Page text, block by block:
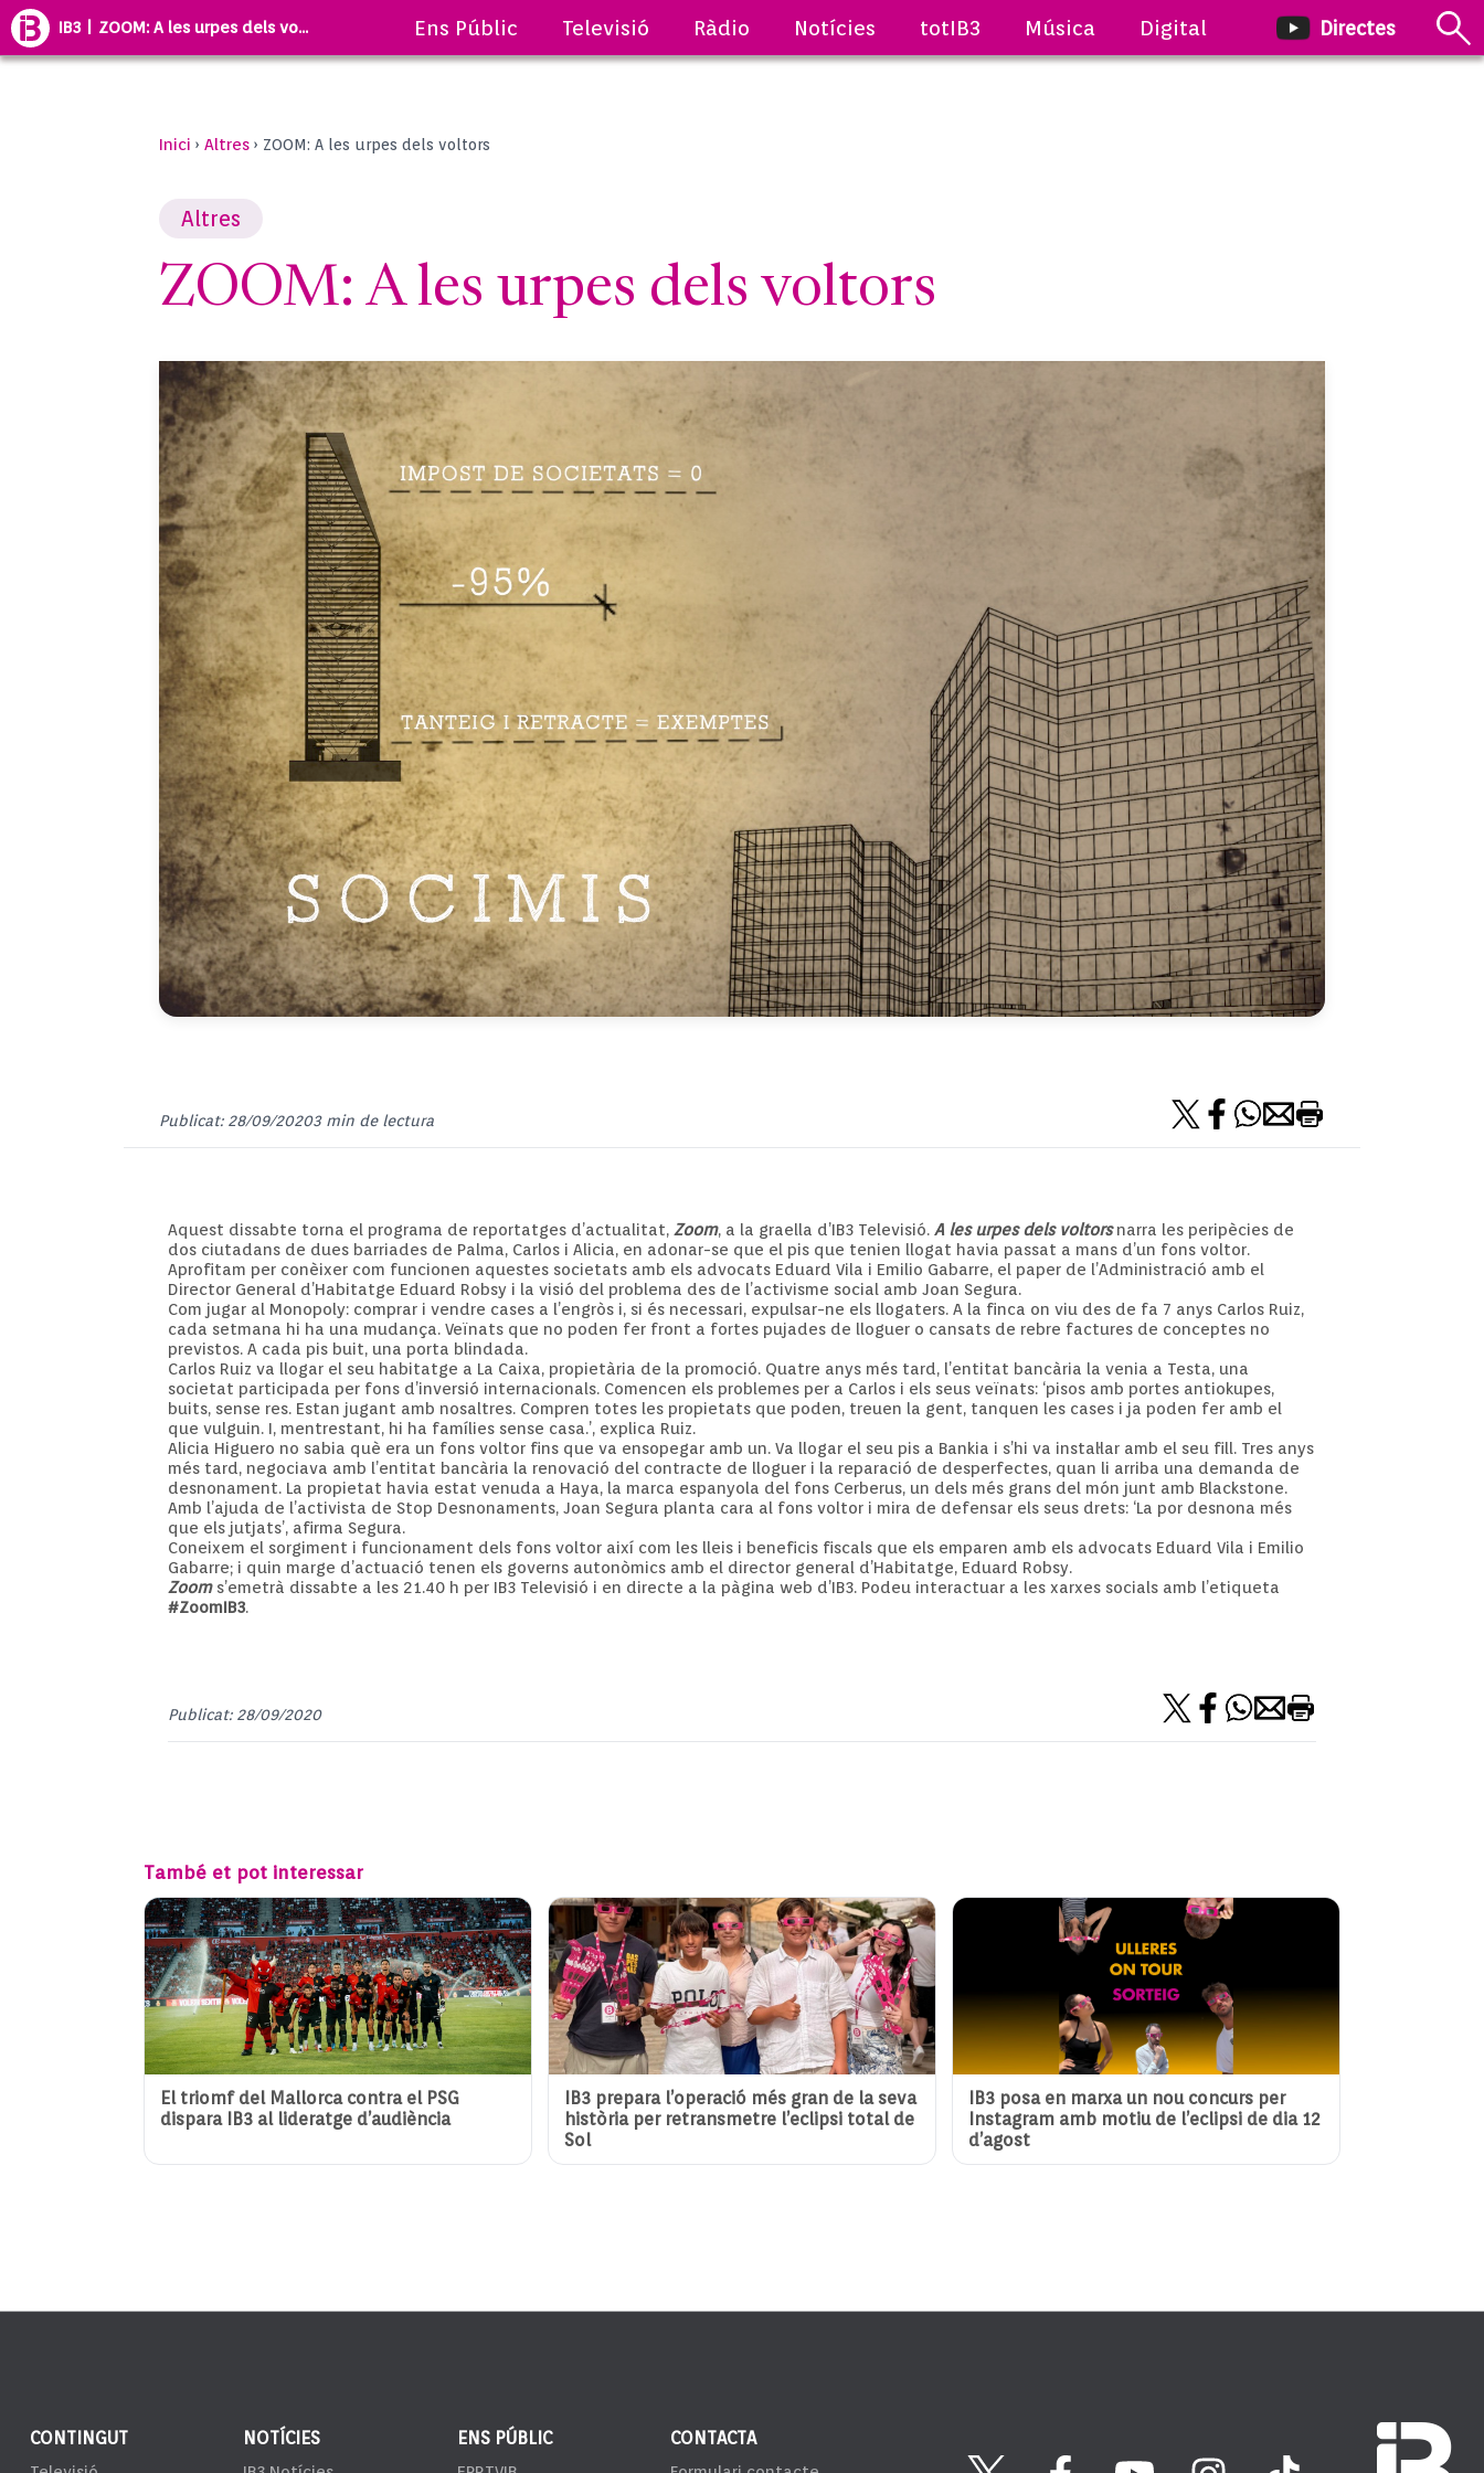
IB3 | ZOOM: A les urpes dels vo... Ens Públic Televisió Ràdio Notícies totIB3 Música Digital Directes
Inici › Altres › ZOOM: A les urpes dels voltors
Altres
ZOOM: A les urpes dels voltors
Publicat: 28/09/20203 min de lectura
Aquest dissabte torna el programa de reportatges d’actualitat, Zoom, a la graella d’IB3 Televisió. A les urpes dels voltorsnarra les peripècies de
dos ciutadans de dues barriades de Palma, Carlos i Alicia, en adonar-se que el pis que tenien llogat havia passat a mans d’un fons voltor.
Aprofitam per conèixer com funcionen aquestes societats amb els advocats Eduard Vila i Emilio Gabarre, el paper de l’Administració amb el
Director General d’Habitatge Eduard Robsy i la visió del problema des de l’activisme social amb Joan Segura.
Com jugar al Monopoly: comprar i vendre cases a l’engròs i, si és necessari, expulsar-ne els llogaters. A la finca on viu des de fa 7 anys Carlos Ruiz,
cada setmana hi ha una mudança. Veïnats que no poden fer front a fortes pujades de lloguer o cansats de rebre factures de conceptes no
previstos. A cada pis buit, una porta blindada.
Carlos Ruiz va llogar el seu habitatge a La Caixa, propietària de la promoció. Quatre anys més tard, l’entitat bancària la venia a Testa, una
societat participada per fons d’inversió internacionals. Comencen els problemes per a Carlos i els seus veïnats: ‘pisos amb portes antiokupes,
buits, sense res. Estan jugant amb nosaltres. Compren totes les propietats que poden, treuen la gent, tanquen les cases i ja poden fer amb el
que vulguin. I, mentrestant, hi ha famílies sense casa.’, explica Ruiz.
Alicia Higuero no sabia què era un fons voltor fins que va ensopegar amb un. Va llogar el seu pis a Bankia i s’hi va instal·lar amb el seu fill. Tres anys
més tard, negociava amb l’entitat bancària la renovació del contracte de lloguer i la reparació de desperfectes, quan li arriba una demanda de
desnonament. La propietat havia estat venuda a Haya, la marca espanyola del fons Cerberus, un dels més grans del món junt amb Blackstone.
Amb l’ajuda de l’activista de Stop Desnonaments, Joan Segura planta cara al fons voltor i mira de defensar els seus drets: ‘La por desnona més
que els jutjats’, afirma Segura.
Coneixem el sorgiment i funcionament dels fons voltor així com les lleis i beneficis fiscals que els emparen amb els advocats Eduard Vila i Emilio
Gabarre; i quin marge d’actuació tenen els governs autonòmics amb el director general d’Habitatge, Eduard Robsy.
Zooms’emetrà dissabte a les 21.40 h per IB3 Televisió i en directe a la pàgina web d’IB3. Podeu interactuar a les xarxes socials amb l’etiqueta
#ZoomIB3.
Publicat: 28/09/2020
També et pot interessar
El triomf del Mallorca contra el PSG
dispara IB3 al lideratge d’audiència
IB3 prepara l’operació més gran de la seva
història per retransmetre l’eclipsi total de
Sol
IB3 posa en marxa un nou concurs per
Instagram amb motiu de l’eclipsi de dia 12
d’agost
CONTINGUT NOTÍCIES ENS PÚBLIC CONTACTA